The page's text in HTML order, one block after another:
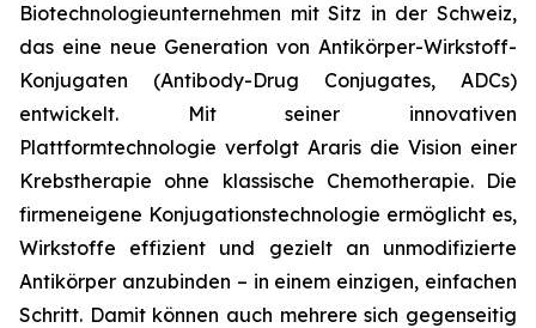
Biotechnologieunternehmen mit Sitz in der Schweiz,
das eine neue Generation von Antikörper-Wirkstoff-
Konjugaten (Antibody-Drug Conjugates, ADCs)
entwickelt. Mit seiner innovativen
Plattformtechnologie verfolgt Araris die Vision einer
Krebstherapie ohne klassische Chemotherapie. Die
firmeneigene Konjugationstechnologie ermöglicht es,
Wirkstoffe effizient und gezielt an unmodifizierte
Antikörper anzubinden – in einem einzigen, einfachen
Schritt. Damit können auch mehrere sich gegenseitig